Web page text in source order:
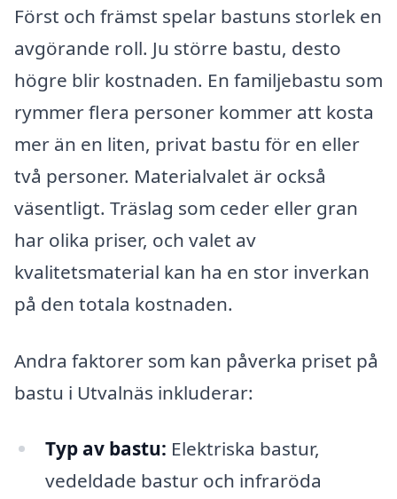
Först och främst spelar bastuns storlek en
avgörande roll. Ju större bastu, desto
högre blir kostnaden. En familjebastu som
rymmer flera personer kommer att kosta
mer än en liten, privat bastu för en eller
två personer. Materialvalet är också
väsentligt. Träslag som ceder eller gran
har olika priser, och valet av
kvalitetsmaterial kan ha en stor inverkan
på den totala kostnaden.
Andra faktorer som kan påverka priset på
bastu i Utvalnäs inkluderar:
Typ av bastu: Elektriska bastur,
vedeldade bastur och infraröda